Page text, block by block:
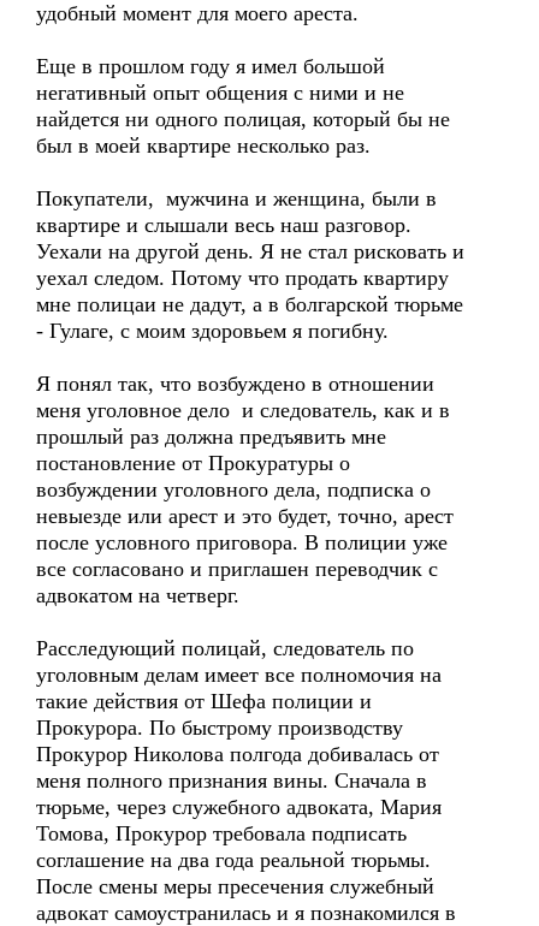
удобный момент для моего ареста.
Еще в прошлом году я имел большой
негативный опыт общения с ними и не
найдется ни одного полицая, который бы не
был в моей квартире несколько раз.
Покупатели, мужчина и женщина, были в
квартире и слышали весь наш разговор.
Уехали на другой день. Я не стал рисковать и
уехал следом. Потому что продать квартиру
мне полицаи не дадут, а в болгарской тюрьме
- Гулаге, с моим здоровьем я погибну.
Я понял так, что возбуждено в отношении
меня уголовное дело и следователь, как и в
прошлый раз должна предъявить мне
постановление от Прокуратуры о
возбуждении уголовного дела, подписка о
невыезде или арест и это будет, точно, арест
после условного приговора. В полиции уже
все согласовано и приглашен переводчик с
адвокатом на четверг.
Расследующий полицай, следователь по
уголовным делам имеет все полномочия на
такие действия от Шефа полиции и
Прокурора. По быстрому производству
Прокурор Николова полгода добивалась от
меня полного признания вины. Сначала в
тюрьме, через служебного адвоката, Мария
Томова, Прокурор требовала подписать
соглашение на два года реальной тюрьмы.
После смены меры пресечения служебный
адвокат самоустранилась и я познакомился в